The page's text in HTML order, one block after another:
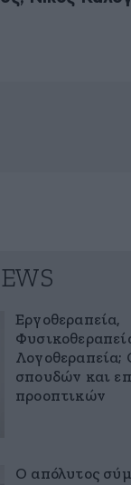
Εργοθεραπεία,
Λογοθεραπεία;
σπουδών και
προοπτικών
Ο απόλυτος